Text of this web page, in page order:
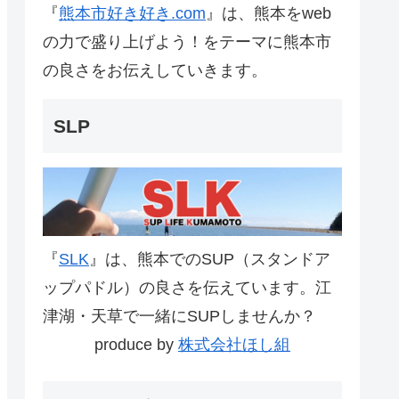
『熊本市好き好き.com 』は、熊本をweb
の力で盛り上げよう！をテーマに熊本市
の良さをお伝えしていきます。
SLP
『SLK 』は、熊本でのSUP（スタンドア
ップパドル）の良さを伝えています。江
津湖・天草で一緒にSUPしませんか？
produce by 株式会社ほし組